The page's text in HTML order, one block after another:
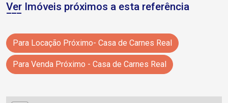
Ver Imóveis próximos a esta referência
Para Locação Próximo- Casa de Carnes Real
Para Venda Próximo - Casa de Carnes Real